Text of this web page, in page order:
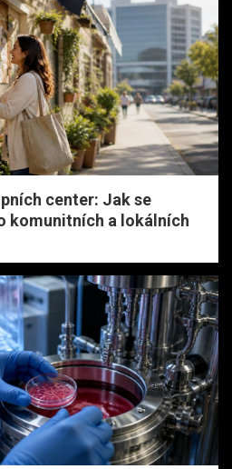
center: Jak se
komunitních a lokálních